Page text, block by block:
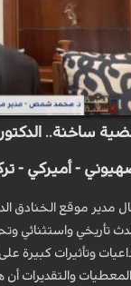
ساخنة..
- أميركي -
مدير موقع الخنادق
تأريخي واستثنائي
وتأثيرات كبيرة
والتقديرات